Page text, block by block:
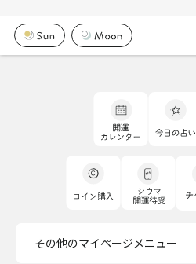
その他のマイページメニュー